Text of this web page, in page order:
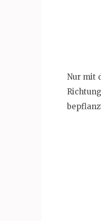
Nur mit